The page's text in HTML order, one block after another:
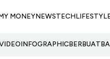
MONEYNEWSTECH
INFOGRAPHIC